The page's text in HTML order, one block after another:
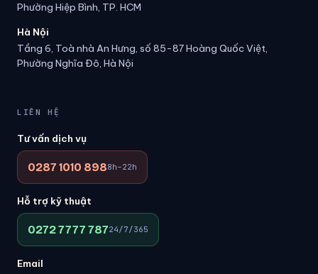
Phường Hiệp Bình, TP. HCM
Hà Nội
Tầng 6, Toà nhà An Hưng, số 85-87 Hoàng Quốc Việt,
Phường Nghĩa Đô, Hà Nội
LIÊN HỆ
Tư vấn dịch vụ
0287 1010 8988h–22h
Hỗ trợ kỹ thuật
0272 7777 78724/7/365
Email